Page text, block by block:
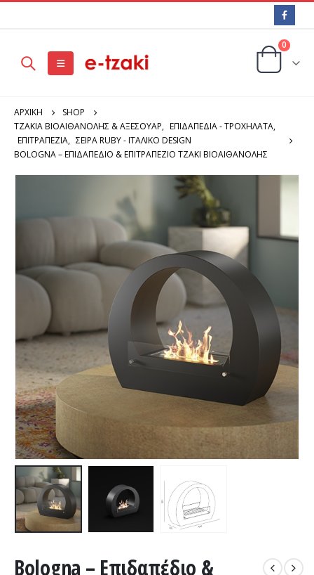
0
ΑΡΧΙΚΉ
SHOP
ΤΖΑΚΙΑ ΒΙΟΑΙΘΑΝΟΛΗΣ & ΑΞΕΣΟΥΑΡ, ΕΠΙΔΑΠΕΔΙΑ - ΤΡΟΧΗΛΑΤΑ,
ΕΠΙΤΡΑΠΕΖΙΑ, ΣΕΙΡΆ RUBY - ΙΤΑΛΙΚΌ DESIGN
BOLOGNA – ΕΠΙΔΑΠΈΔΙΟ & ΕΠΙΤΡΑΠΈΖΙΟ ΤΖΆΚΙ ΒΙΟΑΙΘΑΝΌΛΗΣ
Bologna – Επιδαπέδιο &